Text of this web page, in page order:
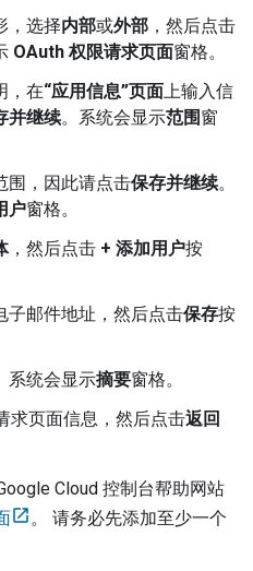
，选择内部或外部 ，然后点击
OAuth 权限请求页面窗格。
，在“应用信息”页面上输入信
并继续。系统会显示范围窗
围，因此请点击保存并继续。
户窗格。
，然后点击 + 添加用户按
子邮件地址，然后点击保存按
系统会显示摘要窗格。
求页面信息，然后点击返回
Cloud 控制台帮助网站
。 请务必先添加至少一个